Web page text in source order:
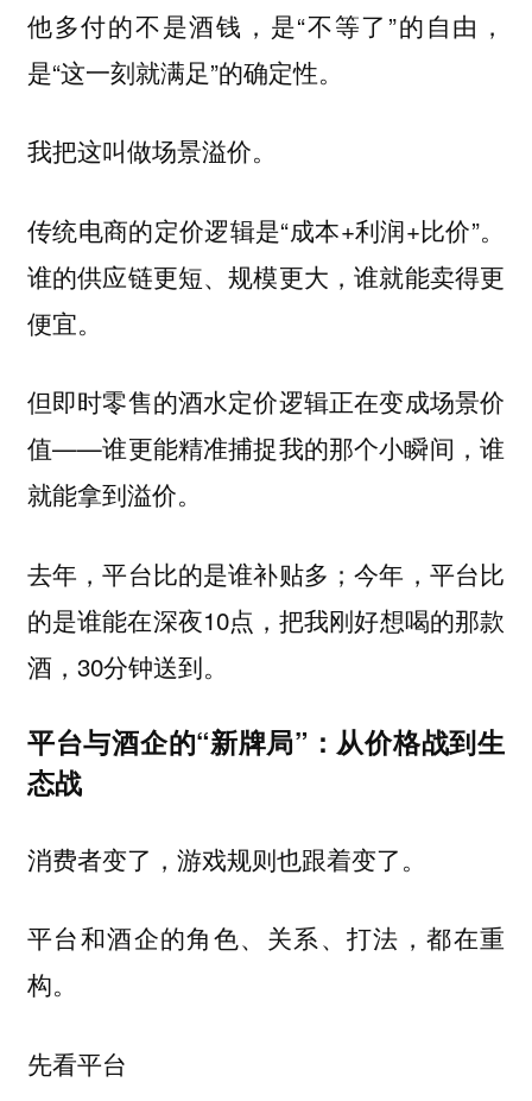
他多付的不是酒钱，是“不等了”的自由，
是“这一刻就满足”的确定性。
我把这叫做场景溢价。
传统电商的定价逻辑是“成本+利润+比价”。
谁的供应链更短、规模更大，谁就能卖得更
便宜。
但即时零售的酒水定价逻辑正在变成场景价
值——谁更能精准捕捉我的那个小瞬间，谁
就能拿到溢价。
去年，平台比的是谁补贴多；今年，平台比
的是谁能在深夜10点，把我刚好想喝的那款
酒，30分钟送到。
平台与酒企的“新牌局”：从价格战到生
态战
消费者变了，游戏规则也跟着变了。
平台和酒企的角色、关系、打法，都在重
构。
先看平台